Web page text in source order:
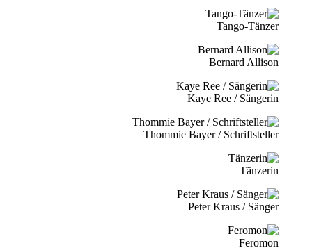
Tango-Tänzer
Bernard Allison
Kaye Ree / Sängerin
Thommie Bayer / Schriftsteller
Tänzerin
Peter Kraus / Sänger
Feromon